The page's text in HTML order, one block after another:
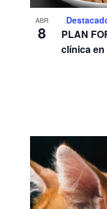
ABR
8
PLAN
clínica